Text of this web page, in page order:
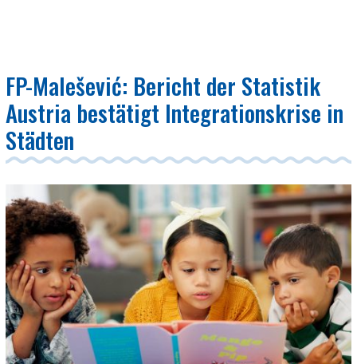
FP-Malešević: Bericht der Statistik
Austria bestätigt Integrationskrise in
Städten